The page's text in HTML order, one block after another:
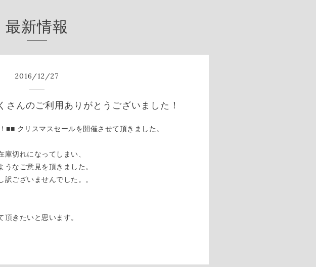
最新情報
2016/12/27
さんのご利用ありがとうございました！
■■ クリスマスセールを開催させて頂きました。
切れになってしまい、
なご意見を頂きました。
ございませんでした。。
きたいと思います。